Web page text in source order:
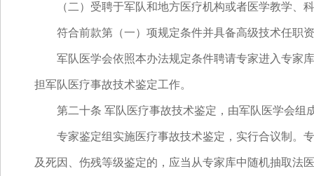
（二）受聘于军队和地方医疗机构或者医学教学、
符合前款第（一）项规定条件并具备高级技术任职
军队医学会依照本办法规定条件聘请专家进入专家库
担军队医疗事故技术鉴定工作。
第二十条 军队医疗事故技术鉴定，由军队医学会组
专家鉴定组实施医疗事故技术鉴定，实行合议制。专
及死因、伤残等级鉴定的，应当从专家库中随机抽取法